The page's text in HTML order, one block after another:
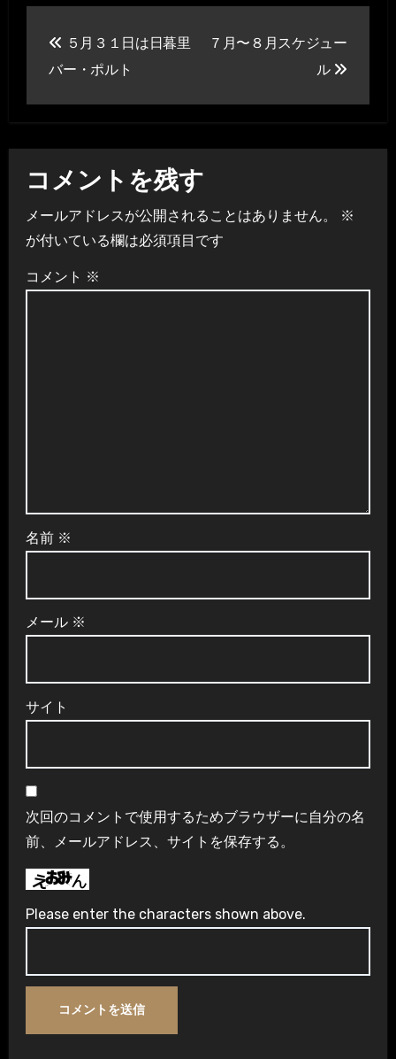
稿
ゲ
ー
シ
ョ
５月３１日は日暮里
バー・ポルト
７月〜８月スケジュー
ル
コメントを残す
メールアドレスが公開されることはありません。
※
が付いている欄は必須項目です
コメント ※
名前 ※
メール ※
サイト
次回のコメントで使用するためブラウザーに自分の名
前、メールアドレス、サイトを保存する。
Please enter the characters shown above.